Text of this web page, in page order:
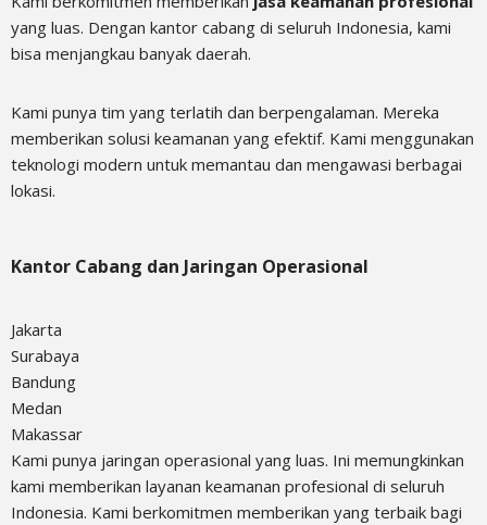
yang luas. Dengan kantor cabang di seluruh Indonesia, kami
bisa menjangkau banyak daerah.
Kami punya tim yang terlatih dan berpengalaman. Mereka
memberikan solusi keamanan yang efektif. Kami menggunakan
teknologi modern untuk memantau dan mengawasi berbagai
lokasi.
Kantor Cabang dan Jaringan Operasional
Jakarta
Surabaya
Bandung
Medan
Makassar
Kami punya jaringan operasional yang luas. Ini memungkinkan
kami memberikan layanan keamanan profesional di seluruh
Indonesia. Kami berkomitmen memberikan yang terbaik bagi